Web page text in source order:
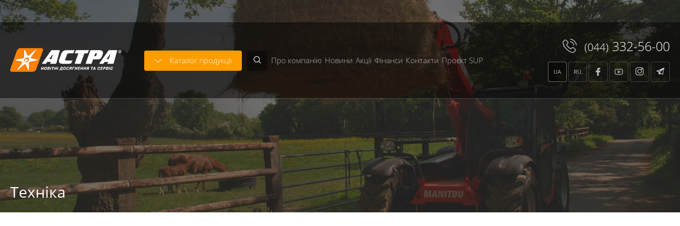
Warning : trim() expects parameter 1 to be string, array given in /home/astra/public_html/includes/modules/Template/xtemplate.class.phpon line 664
Каталог продукції Про компанію Новини Акції Фінанси Контакти Проєкт SUP
UA RU
(044)332-56-00
Техніка